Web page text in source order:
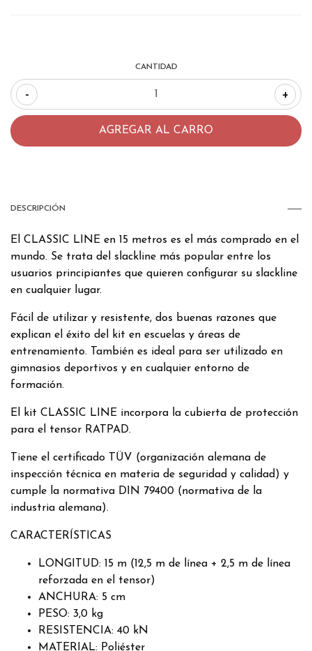
CANTIDAD
- +
DESCRIPCIÓN
El CLASSIC LINE en 15 metros es el más comprado en el
mundo. Se trata del slackline más popular entre los
usuarios principiantes que quieren configurar su slackline
en cualquier lugar.
Fácil de utilizar y resistente, dos buenas razones que
explican el éxito del kit en escuelas y áreas de
entrenamiento. También es ideal para ser utilizado en
gimnasios deportivos y en cualquier entorno de
formación.
El kit CLASSIC LINE incorpora la cubierta de protección
para el tensor RATPAD.
Tiene el certificado TÜV (organización alemana de
inspección técnica en materia de seguridad y calidad) y
cumple la normativa DIN 79400 (normativa de la
industria alemana).
CARACTERÍSTICAS
LONGITUD: 15 m (12,5 m de línea + 2,5 m de línea
reforzada en el tensor)
ANCHURA: 5 cm
PESO: 3,0 kg
RESISTENCIA: 40 kN
MATERIAL: Poliéster